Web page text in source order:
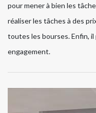
pour mener à bien les
réaliser les tâches à des
toutes les bourses. Enfin,
engagement.